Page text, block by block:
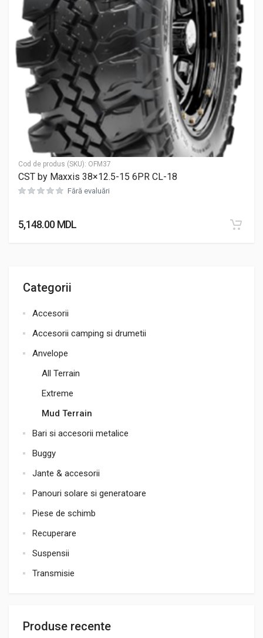
Categorii
Accesorii
Accesorii camping si drumetii
Anvelope
All Terrain
Extreme
Mud Terrain
Bari si accesorii metalice
Buggy
Jante & accesorii
Panouri solare si generatoare
Piese de schimb
Recuperare
Suspensii
Transmisie
Produse recente
Cod de produs (SKU): OFM37
CST by Maxxis 38×12.5-15 6PR CL-18
Fără evaluări
5,148.00MDL